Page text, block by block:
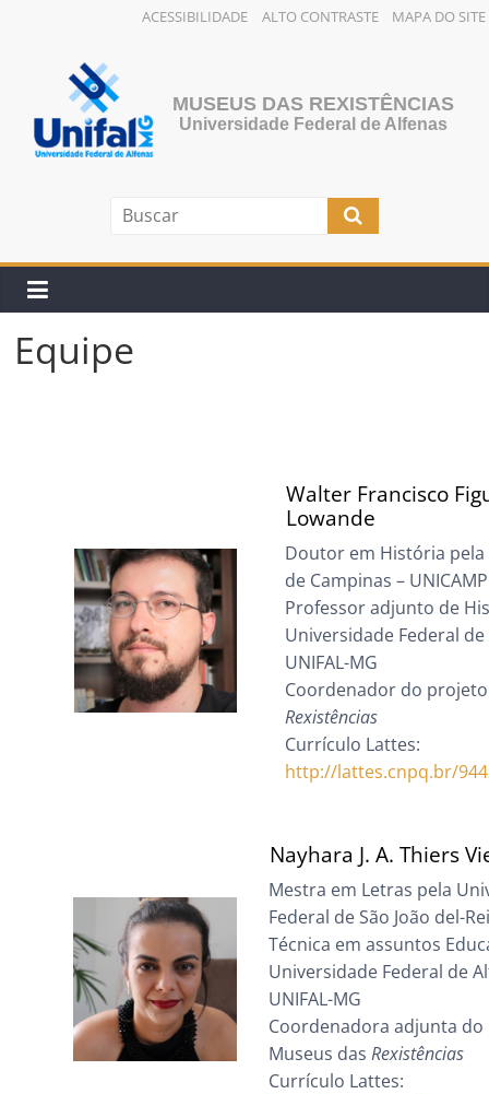
ACESSIBILIDADE ALTO CONTRASTE MAPA DO SITE
conteúdo
MUSEUS DAS REXISTÊNCIAS
Universidade Federal de Alfenas
Equipe
Walter Francisco
Lowande
Doutor em História
de Campinas – UNICAMP
Professor adjunto de
Universidade Federal de
UNIFAL-MG
Coordenador do
Rexistências
Currículo Lattes:
http://lattes.cnpq.br/
Nayhara J. A. Thiers
Mestra em Letras pela
Federal de São João del-Rei
Técnica em assuntos
Universidade Federal de
UNIFAL-MG
Coordenadora adjunta
Museus dasRexistências
Currículo Lattes: